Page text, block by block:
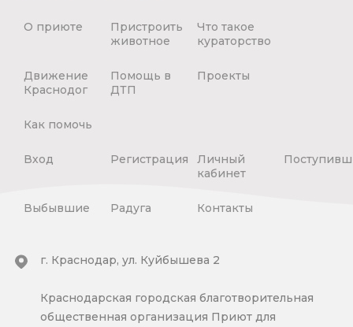
О приюте
Пристроить
животное
Что такое
кураторство
Движение
Краснодог
Помощь в
ДТП
Проекты
Как помочь
Вход Регистрация
Личный
кабинет
Выбывшие Радуга Контакты
г. Краснодар, ул. Куйбышева 2
Краснодарская городская благотворительная
общественная организация Приют для